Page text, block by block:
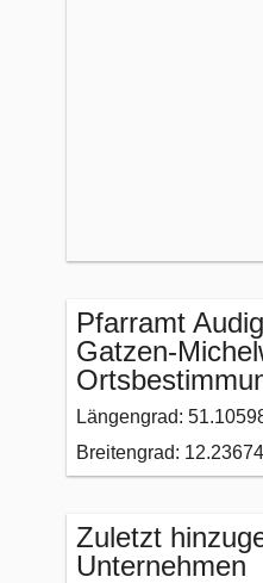
Pfarramt
Gatzen-
Längengrad:
Breitengrad:
Zuletzt
Unternehmen